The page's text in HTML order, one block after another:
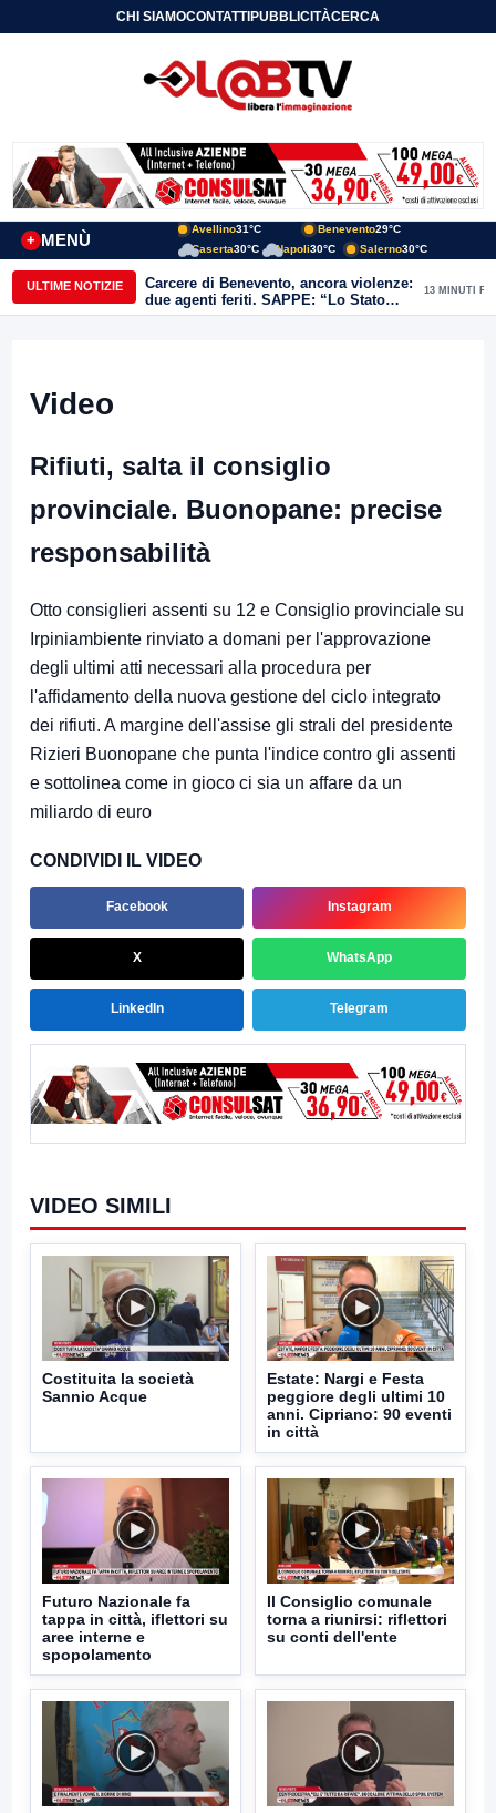
CHI SIAMOCONTATTIPUBBLICITÀCERCA
MENÙ
+
Avellino31°C Benevento29°C
Caserta30°C Napoli30°C Salerno30°C
ULTIME NOTIZIE
Carcere di Benevento, ancora violenze:
due agenti feriti. SAPPE: “Lo Stato
non può arretrare”
13 MINUTI FA
Video
Rifiuti, salta il consiglio
provinciale. Buonopane: precise
responsabilità
Otto consiglieri assenti su 12 e Consiglio provinciale su
Irpiniambiente rinviato a domani per l'approvazione
degli ultimi atti necessari alla procedura per
l'affidamento della nuova gestione del ciclo integrato
dei rifiuti. A margine dell'assise gli strali del presidente
Rizieri Buonopane che punta l'indice contro gli assenti
e sottolinea come in gioco ci sia un affare da un
miliardo di euro
CONDIVIDI IL VIDEO
Facebook Instagram
X WhatsApp
LinkedIn Telegram
VIDEO SIMILI
Costituita la società
Sannio Acque
Estate: Nargi e Festa
peggiore degli ultimi 10
anni. Cipriano: 90 eventi
in città
Futuro Nazionale fa
tappa in città, iflettori su
aree interne e
spopolamento
Il Consiglio comunale
torna a riunirsi: riflettori
su conti dell'ente